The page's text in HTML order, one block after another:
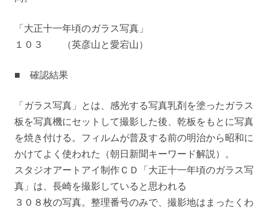
「大正十一年頃のガラス写真」
１０３ （英彦山と愛宕山）
■ 確認結果
「ガラス写真」とは、感光する写真乳剤を塗ったガラス
板を写真機にセットして撮影した後、乾板をもとに写真
を焼き付ける。フィルムが普及する前の明治から昭和に
かけてよく使われた（朝日新聞キーワード解説）。
スタジオアートアイ制作ＣＤ「大正十一年頃のガラス写
真」は、長崎を撮影していると思われる
３０８枚の写真。整理番号のみで、撮影地はまったくわ